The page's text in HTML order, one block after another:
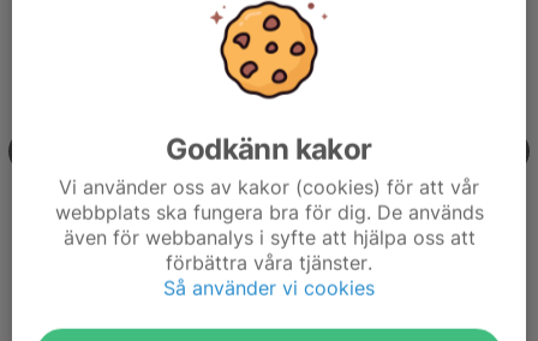
Godkänn kakor
Vi använder oss av kakor (cookies) för att vår
webbplats ska fungera bra för dig. De används
även för webbanalys i syfte att hjälpa oss att
förbättra våra tjänster.
Så använder vi cookies